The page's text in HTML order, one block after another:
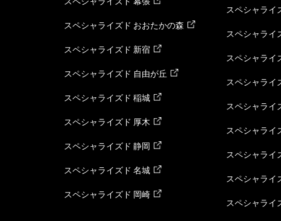
スペシャライズド おおたかの森
スペシャライズド 新宿
スペシャライズド 自由が丘
スペシャライズド 稲城
スペシャライズド 厚木
スペシャライズド 静岡
スペシャライズド 名城
スペシャライズド 岡崎
スペシャライ
スペシャライ
スペシャライ
スペシャライ
スペシャライ
スペシャライ
スペシャライ
スペシャライ
スペシャライ